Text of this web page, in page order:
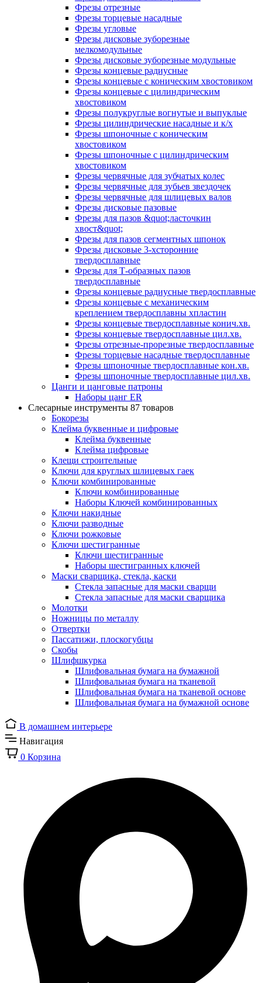
Фрезы отрезные
Фрезы торцевые насадные
Фрезы угловые
Фрезы дисковые зуборезные
мелкомодульные
Фрезы дисковые зуборезные модульные
Фрезы концевые радиусные
Фрезы концевые с коническим хвостовиком
Фрезы концевые с цилиндрическим
хвостовиком
Фрезы полукруглые вогнутые и выпуклые
Фрезы цилиндрические насадные и к/х
Фрезы шпоночные с коническим
хвостовиком
Фрезы шпоночные с цилиндрическим
хвостовиком
Фрезы червячные для зубчатых колес
Фрезы червячные для зубьев звездочек
Фрезы червячные для шлицевых валов
Фрезы дисковые пазовые
Фрезы для пазов &quot;ласточкин
хвост&quot;
Фрезы для пазов сегментных шпонок
Фрезы дисковые 3-хсторонние
твердосплавные
Фрезы для Т-образных пазов
твердосплавные
Фрезы концевые радиусные твердосплавные
Фрезы концевые с механическим
креплением твердосплавны хпластин
Фрезы концевые твердосплавные конич.хв.
Фрезы концевые твердосплавные цил.хв.
Фрезы отрезные-прорезные твердосплавные
Фрезы торцевые насадные твердосплавные
Фрезы шпоночные твердосплавные кон.хв.
Фрезы шпоночные твердосплавные цил.хв.
Цанги и цанговые патроны
Наборы цанг ER
Слесарные инструменты 87 товаров
Бокорезы
Клейма буквенные и цифровые
Клейма буквенные
Клейма цифровые
Клещи строительные
Ключи для круглых шлицевых гаек
Ключи комбинированные
Ключи комбинированные
Наборы Ключей комбинированных
Ключи накидные
Ключи разводные
Ключи рожковые
Ключи шестигранные
Ключи шестигранные
Наборы шестигранных ключей
Маски сварщика, стекла, каски
Стекла запасные для маски сварщи
Стекла запасные для маски сварщика
Молотки
Ножницы по металлу
Отвертки
Пассатижи, плоскогубцы
Скобы
Шлифшкурка
Шлифовальная бумага на бумажной
Шлифовальная бумага на тканевой
Шлифовальная бумага на тканевой основе
Шлифовальная бумага на бумажной основе
В домашнем интерьере
Навигация
0 Корзина